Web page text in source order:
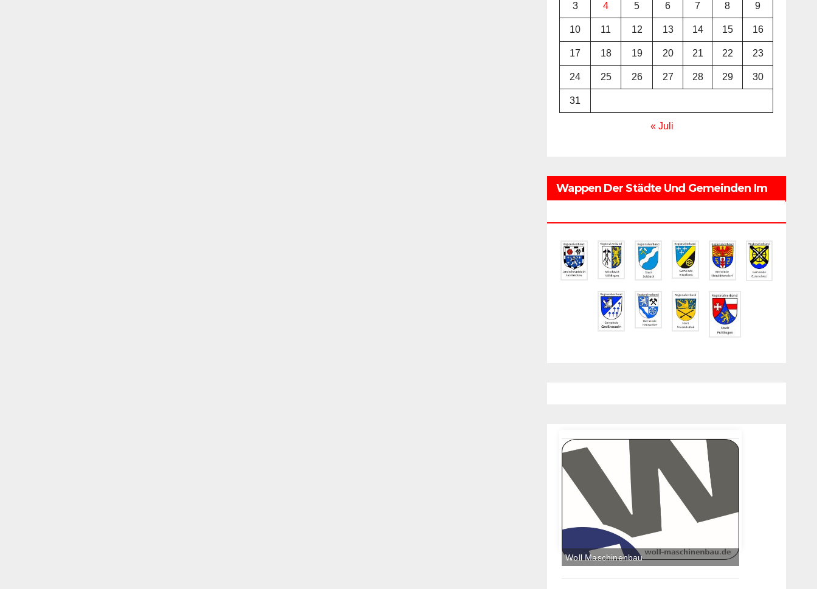
3 4 5 6 7 8 9
10 11 12 13 14 15 16
17 18 19 20 21 22 23
24 25 26 27 28 29 30
31
« Juli
Wappen Der Städte Und Gemeinden Im